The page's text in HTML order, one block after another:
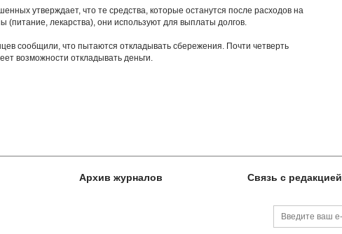
утверждает, что те средства, которые останутся после расходов на
(питание, лекарства), они используют для выплаты долгов.
сообщили, что пытаются откладывать сбережения. Почти четверть
возможности откладывать деньги.
Архив журналов Связь с редакцией